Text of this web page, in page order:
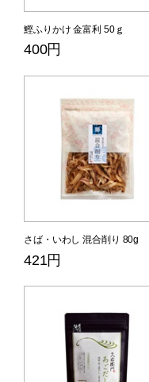
鰹ふりかけ 金富利 50ｇ
400円
さば・いわし 混合削り 80g
421円